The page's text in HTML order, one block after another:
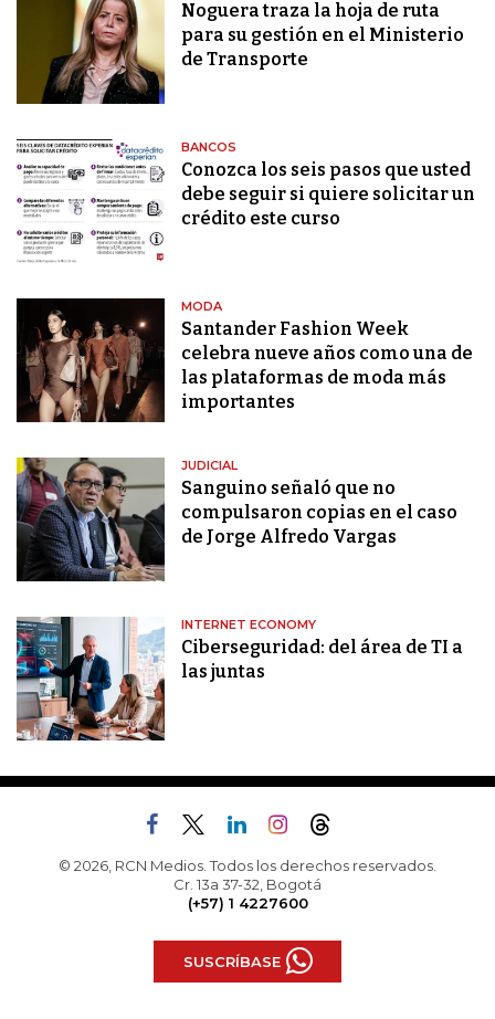
Noguera traza la hoja de ruta
para su gestión en el Ministerio
de Transporte
BANCOS
Conozca los seis pasos que usted
debe seguir si quiere solicitar un
crédito este curso
MODA
Santander Fashion Week
celebra nueve años como una de
las plataformas de moda más
importantes
JUDICIAL
Sanguino señaló que no
compulsaron copias en el caso
de Jorge Alfredo Vargas
INTERNET ECONOMY
Ciberseguridad: del área de TI a
las juntas
© 2026, RCN Medios. Todos los derechos reservados.
Cr. 13a 37-32, Bogotá
(+57) 1 4227600
SUSCRÍBASE